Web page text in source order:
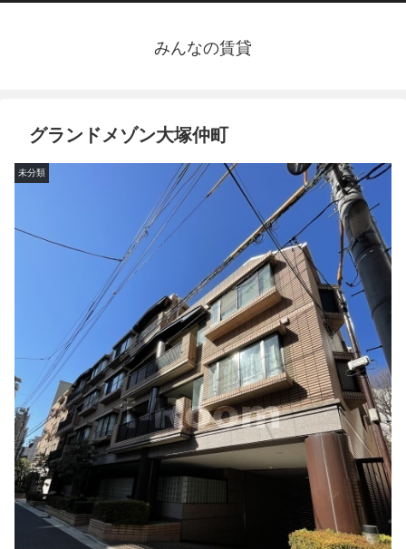
みんなの賃貸
グランドメゾン大塚仲町
未分類